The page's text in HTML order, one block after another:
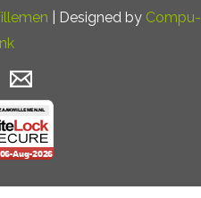
| Designed by Compu-